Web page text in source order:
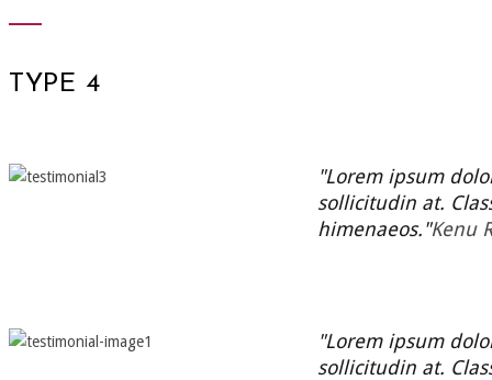
TYPE 4
Lorem ipsum
sollicitudin at.
himenaeos. Kenu
Lorem ipsum
sollicitudin at.